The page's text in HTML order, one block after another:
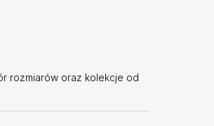
rozmiarów oraz kolekcje od